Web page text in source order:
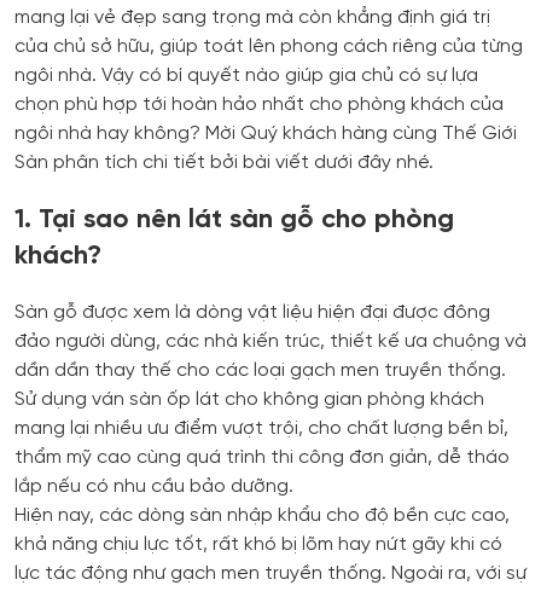
mang lại vẻ đẹp sang trọng mà còn khẳng định giá trị
của chủ sở hữu, giúp toát lên phong cách riêng của từng
ngôi nhà. Vậy có bí quyết nào giúp gia chủ có sự lựa
chọn phù hợp tới hoàn hảo nhất cho phòng khách của
ngôi nhà hay không? Mời Quý khách hàng cùng Thế Giới
Sàn phân tích chi tiết bởi bài viết dưới đây nhé.
1. Tại sao nên lát sàn gỗ cho phòng
khách?
Sàn gỗ được xem là dòng vật liệu hiện đại được đông
đảo người dùng, các nhà kiến trúc, thiết kế ưa chuộng và
dần dần thay thế cho các loại gạch men truyền thống.
Sử dụng ván sàn ốp lát cho không gian phòng khách
mang lại nhiều ưu điểm vượt trội, cho chất lượng bền bỉ,
thẩm mỹ cao cùng quá trình thi công đơn giản, dễ tháo
lắp nếu có nhu cầu bảo dưỡng.
Hiện nay, các dòng sàn nhập khẩu cho độ bền cực cao,
khả năng chịu lực tốt, rất khó bị lõm hay nứt gãy khi có
lực tác động như gạch men truyền thống. Ngoài ra, với sự